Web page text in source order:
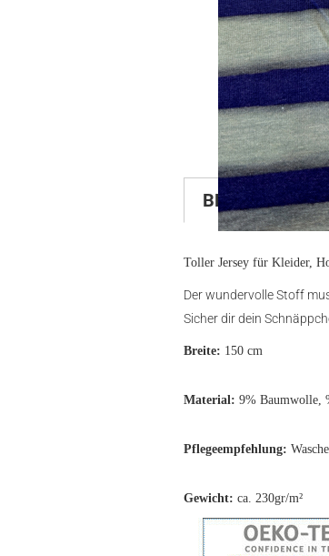
Toller Jersey für Kleider,
Der wundervolle Stoff
Sicher dir dein
Breite: 150 cm
Material: 9% Baumwolle,
Pflegeempfehlung:
Gewicht: ca. 230gr/m²